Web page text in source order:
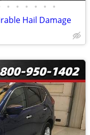
• • • • • •
Hail Damage